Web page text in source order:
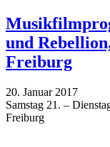
und
Freiburg
20. Januar 2017
Samstag 21. –
Freiburg